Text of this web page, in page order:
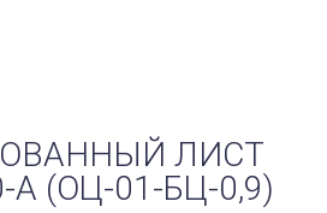
ЛИСТ
A (ОЦ-01-БЦ-0,9)